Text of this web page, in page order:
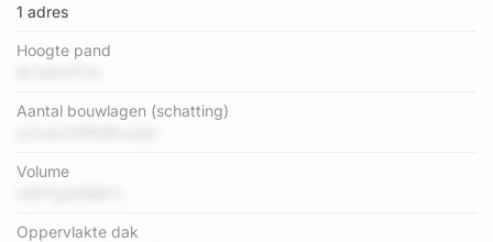
1 adres
Hoogte pand
Aantal bouwlagen (schatting)
Volume
Oppervlakte dak